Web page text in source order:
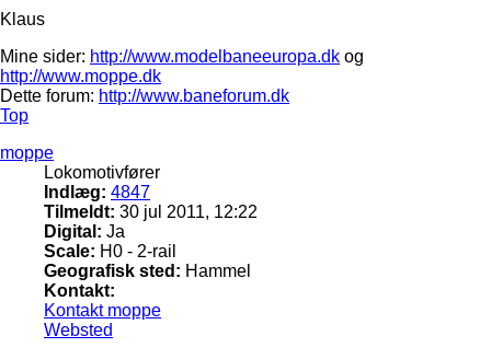
Klaus
Mine sider: http://www.modelbaneeuropa.dk og
http://www.moppe.dk
Dette forum: http://www.baneforum.dk
Top
moppe
Lokomotivfører
Indlæg: 4847
Tilmeldt: 30 jul 2011, 12:22
Digital: Ja
Scale: H0 - 2-rail
Geografisk sted: Hammel
Kontakt:
Kontakt moppe
Websted